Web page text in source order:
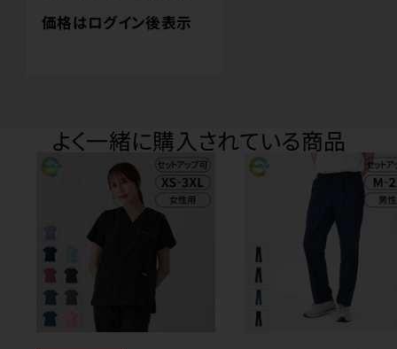
価格はログイン後表示
よく一緒に購入されている商品